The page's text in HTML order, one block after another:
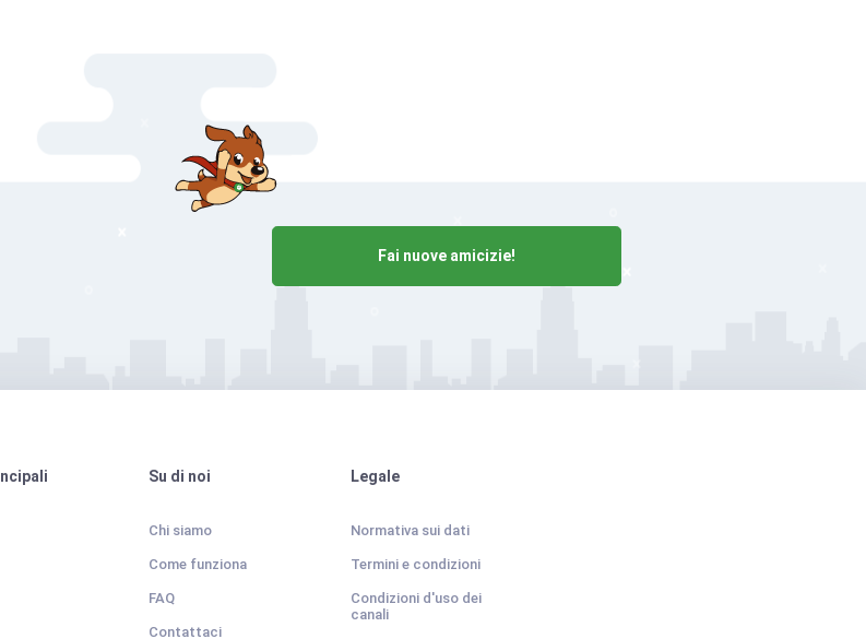
Fai nuove amicizie!
Su di noi
Chi siamo
Come funziona
FAQ
Contattaci
Legale
Normativa sui dati
Termini e condizioni
Condizioni d'uso dei
canali